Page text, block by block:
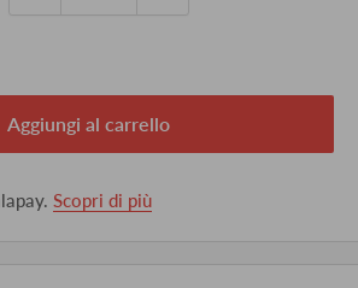
Aggiungi al carrello
Scopri di più